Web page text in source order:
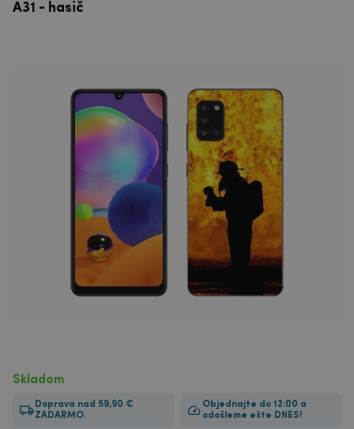
A31 - hasič
Skladom
Doprava nad 59,90 €
ZADARMO.
Objednajte do 12:00 a
odošleme ešte DNES!